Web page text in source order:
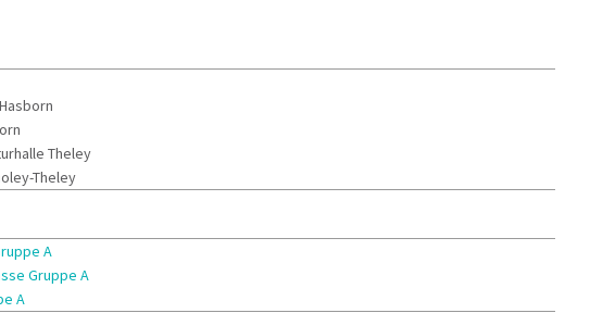
Theley
Theley
A
Gruppe A
A